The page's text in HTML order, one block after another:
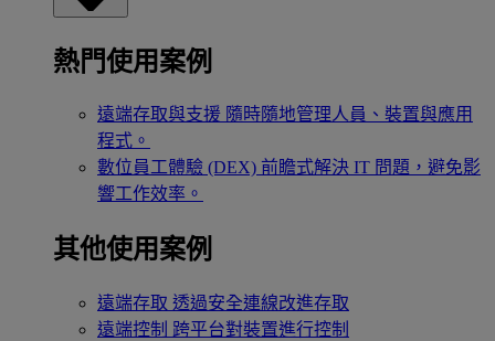
熱門使用案例
遠端存取與支援 隨時隨地管理人員、裝置與應用
程式。
數位員工體驗 (DEX) 前瞻式解決 IT 問題，避免影
響工作效率。
其他使用案例
遠端存取 透過安全連線改進存取
遠端控制 跨平台對裝置進行控制